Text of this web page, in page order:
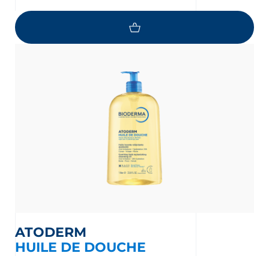
ATODERM
HUILE DE DOUCHE